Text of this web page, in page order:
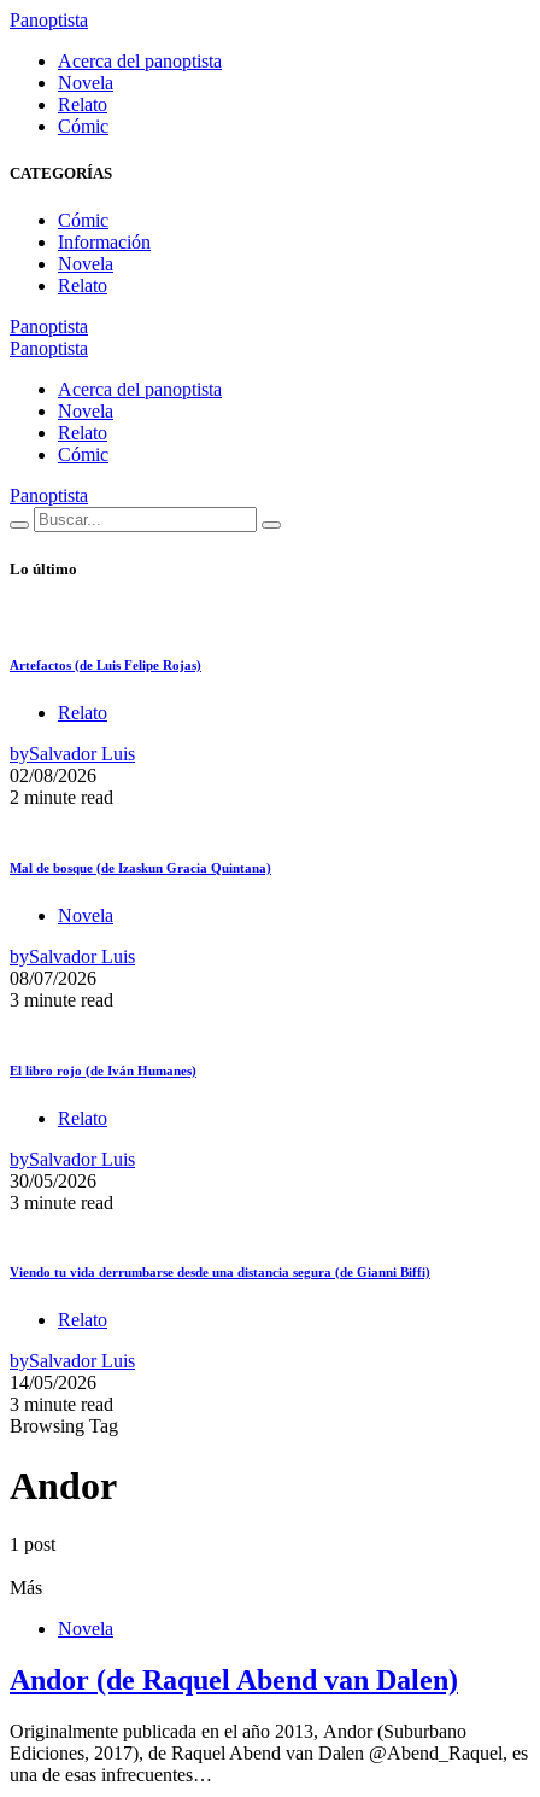
Panoptista
Acerca del panoptista
Novela
Relato
Cómic
CATEGORÍAS
Cómic
Información
Novela
Relato
Panoptista
Panoptista
Acerca del panoptista
Novela
Relato
Cómic
Panoptista
Lo último
Artefactos (de Luis Felipe Rojas)
Relato
bySalvador Luis
02/08/2026
2 minute read
Mal de bosque (de Izaskun Gracia Quintana)
Novela
bySalvador Luis
08/07/2026
3 minute read
El libro rojo (de Iván Humanes)
Relato
bySalvador Luis
30/05/2026
3 minute read
Viendo tu vida derrumbarse desde una distancia segura (de Gianni Biffi)
Relato
bySalvador Luis
14/05/2026
3 minute read
Browsing Tag
Andor
1 post
Más
Novela
Andor (de Raquel Abend van Dalen)
Originalmente publicada en el año 2013, Andor (Suburbano
Ediciones, 2017), de Raquel Abend van Dalen @Abend_Raquel, es
una de esas infrecuentes…